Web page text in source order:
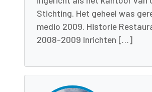
Stichting. Het geheel was
medio 2009. Historie
2008-2009 Inrichten […]